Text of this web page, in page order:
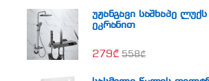
უჟანგავი საშხაპე
ეკრანით
279₾ 558₾